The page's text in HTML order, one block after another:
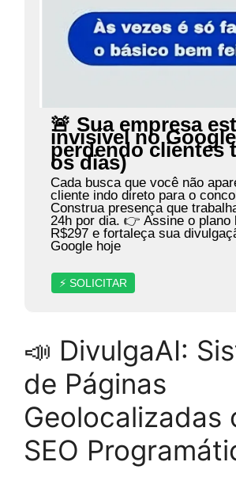
🚨 Sua empresa
invisível no
perdendo clientes
os dias)
Cada busca que você não
cliente indo direto para o
Construa presença que
24h por dia. 👉 Assine o plano
R$297 e fortaleça sua
Google hoje
⚡ SOLICITAR
📣 DivulgaAI:
de Páginas
Geolocalizadas
SEO